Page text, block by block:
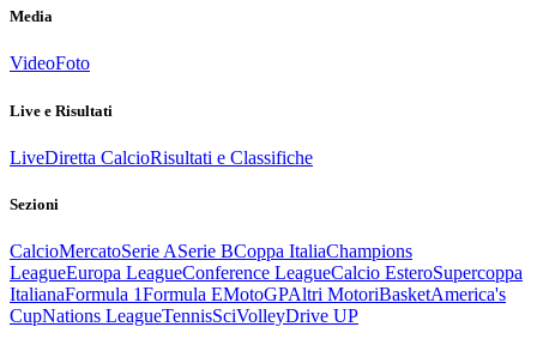
Media
VideoFoto
Live e Risultati
LiveDiretta CalcioRisultati e Classifiche
Sezioni
CalcioMercatoSerie ASerie BCoppa ItaliaChampions
LeagueEuropa LeagueConference LeagueCalcio EsteroSupercoppa
ItalianaFormula 1Formula EMotoGPAltri MotoriBasketAmerica's
CupNations LeagueTennisSciVolleyDrive UP